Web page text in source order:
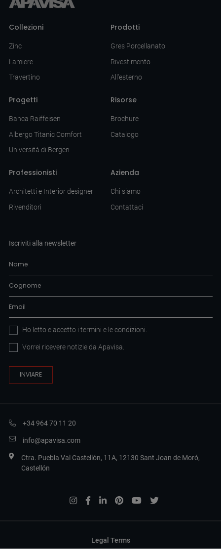
Collezioni
Zinc
Lamiere
Travertino
Prodotti
Gres Porcellanato
Rivestimento
All'esterno
Progetti
Banca Raiffeisen
Albergo Titanic Comfort
Università di Bergen
Risorse
Brochure
Catalogo
Professionisti
Architetti e Interior designer
Rivenditori
Azienda
Chi siamo
Contattaci
Iscriviti alla newsletter
Ho letto e accetto i termini e le condizioni
Vorrei ricevere notizie da Apavisa.
+34 964 70 11 20
info@apavisa.com
Ctra. Puebla Val Castellón, 11A, 12130 Sant Joan de Moró,
Castellón
Legal Terms